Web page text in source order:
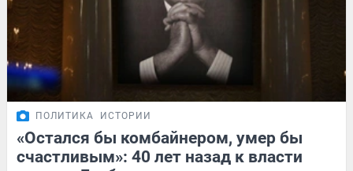
ПОЛИТИКА ИСТОРИИ
«Остался бы комбайнером, умер бы
счастливым»: 40 лет назад к власти